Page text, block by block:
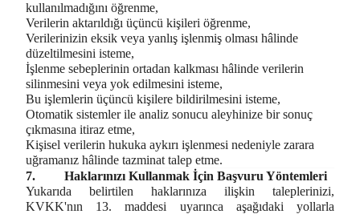
kullanılmadığını öğrenme,
Verilerin aktarıldığı üçüncü kişileri öğrenme,
Verilerinizin eksik veya yanlış işlenmiş olması hâlinde
düzeltilmesini isteme,
İşlenme sebeplerinin ortadan kalkması hâlinde verilerin
silinmesini veya yok edilmesini isteme,
Bu işlemlerin üçüncü kişilere bildirilmesini isteme,
Otomatik sistemler ile analiz sonucu aleyhinize bir sonuç
çıkmasına itiraz etme,
Kişisel verilerin hukuka aykırı işlenmesi nedeniyle zarara
uğramanız hâlinde tazminat talep etme.
7.
Haklarınızı Kullanmak İçin Başvuru Yöntemleri
Yukarıda belirtilen haklarınıza ilişkin taleplerinizi,
KVKK'nın 13. maddesi uyarınca aşağıdaki yollarla